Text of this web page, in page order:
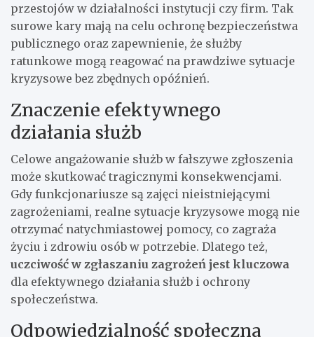
przestojów w działalności instytucji czy firm. Tak
surowe kary mają na celu ochronę bezpieczeństwa
publicznego oraz zapewnienie, że służby
ratunkowe mogą reagować na prawdziwe sytuacje
kryzysowe bez zbędnych opóźnień.
Znaczenie efektywnego
działania służb
Celowe angażowanie służb w fałszywe zgłoszenia
może skutkować tragicznymi konsekwencjami.
Gdy funkcjonariusze są zajęci nieistniejącymi
zagrożeniami, realne sytuacje kryzysowe mogą nie
otrzymać natychmiastowej pomocy, co zagraża
życiu i zdrowiu osób w potrzebie. Dlatego też,
uczciwość w zgłaszaniu zagrożeń jest kluczowa
dla efektywnego działania służb i ochrony
społeczeństwa.
Odpowiedzialność społeczna